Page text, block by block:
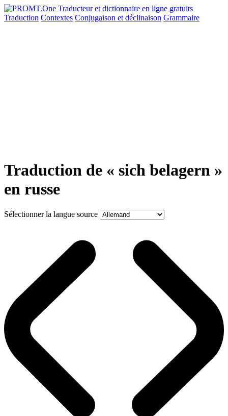
Traduction Contextes Conjugaison et déclinaison Grammaire
Traduction de « sich belagern »
en russe
Sélectionner la langue source